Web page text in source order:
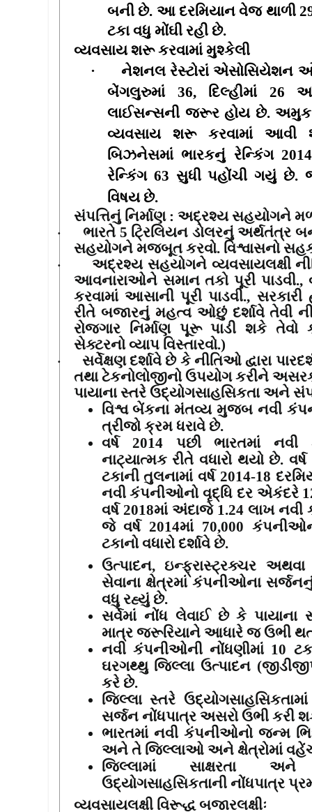
બની છે. આ દરમિયાન વેજ થાળી
ટકા વધુ મોંઘી રહી છે.
વ્યવસાય શરૂ કરવામાં મુશ્કેલી
·
નેશનલ રેસ્ટોરાં એસોસિયેશન
બેંગલુરુમાં 36, દિલ્હીમાં 26
લાઈસન્સની જરૂર હોય છે.
વ્યવસાય શરૂ કરવામાં
બિઝનેસમાં ભારકનું રેન્કિંગ 2014
રેન્કિંગ 63 સુધી પહોંચી ગયું છે.
વિષય છે.
સંપત્તિનું નિર્માણ: અદ્રશ્ય સહયોગને
· ભારતે 5 ટ્રિલિયન ડોલરનું અર્થતંત્ર
સહયોગને મજબૂત કરવો. વિશ્વાસનો
·
અદ્રશ્ય સહયોગને વ્યવસાયલક્ષી
આવનારાઓને સમાન તકો પૂરી પાડવી.,
કરવામાં આસાની પૂરી પાડવી.,
રીતે બજારનું મહત્વ ઓછું દર્શાવે તેવી
રોજગાર નિર્માણ પૂરૂ પાડી શકે તેવો
સેક્ટરનો વ્યાપ વિસ્તારવો.)
·
સર્વેક્ષણ દર્શાવે છે કે નીતિઓ દ્વારા
તથા ટેકનોલોજીનો ઉપયોગ કરીને
પાયાના સ્તરે ઉદ્યોગસાહસિકતા અને
વિશ્વ બેંકના મંતવ્ય મુજબ નવી
ત્રીજો ક્રમ ધરાવે છે.
વર્ષ 2014 પછી ભારતમાં નવી
નાટ્યાત્મક રીતે વધારો થયો છે. વર્ષ
ટકાની તુલનામાં વર્ષ 2014-18
નવી કંપનીઓનો વૃદ્ધિ દર એકંદરે
વર્ષ 2018માં અંદાજે 1.24લાખ નવી
જે વર્ષ2014માં 70,000
ટકાનો વધારો દર્શાવે છે.
ઉત્પાદન,ઇન્ફ્રાસ્ટ્રક્ચર અથવા
સેવાના ક્ષેત્રમાં કંપનીઓના
વધુ રહ્યું છે.
સર્વેમાં નોંધ લેવાઈ છે કે પાયાના
માત્ર જરૂરિયાને આધારે જ ઉભી
નવી કંપનીઓની નોંધણીમાં 10
ઘરગથ્થુ જિલ્લા ઉત્પાદન
કરે છે.
જિલ્લા સ્તરે
સર્જન નોંધપાત્ર અસરો ઉભી કરી
ભારતમાં નવી કંપનીઓનો જન્મ
અને તે જિલ્લાઓ અને ક્ષેત્રોમાં
જિલ્લામાં સાક્ષરતા અને
ઉદ્યોગસાહસિકતાની નોંધપાત્ર
વ્યવસાયલક્ષી વિરૂદ્ધ બજારલક્ષીઃ